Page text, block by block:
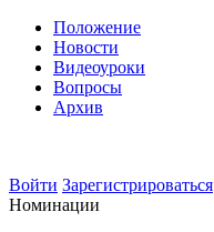
Положение
Новости
Видеоуроки
Вопросы
Архив
Войти Зарегистрироваться
Номинации